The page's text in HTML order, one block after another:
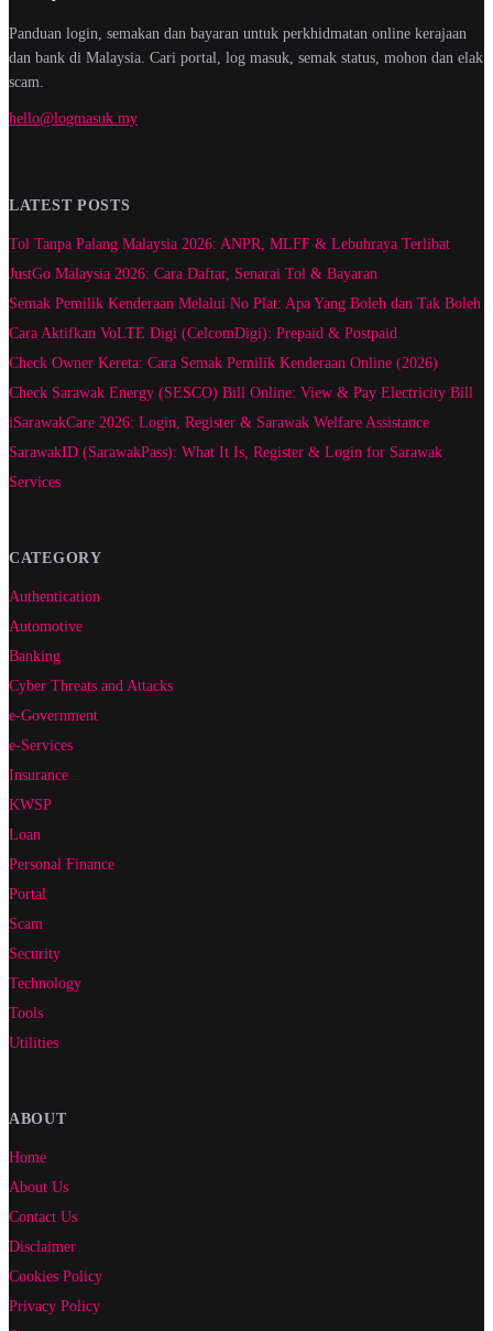
Panduan login, semakan dan bayaran untuk perkhidmatan online kerajaan
dan bank di Malaysia. Cari portal, log masuk, semak status, mohon dan elak
scam.
hello@logmasuk.my
LATEST POSTS
Tol Tanpa Palang Malaysia 2026: ANPR, MLFF & Lebuhraya Terlibat
JustGo Malaysia 2026: Cara Daftar, Senarai Tol & Bayaran
Semak Pemilik Kenderaan Melalui No Plat: Apa Yang Boleh dan Tak Boleh
Cara Aktifkan VoLTE Digi (CelcomDigi): Prepaid & Postpaid
Check Owner Kereta: Cara Semak Pemilik Kenderaan Online (2026)
Check Sarawak Energy (SESCO) Bill Online: View & Pay Electricity Bill
iSarawakCare 2026: Login, Register & Sarawak Welfare Assistance
SarawakID (SarawakPass): What It Is, Register & Login for Sarawak
Services
CATEGORY
Authentication
Automotive
Banking
Cyber Threats and Attacks
e-Government
e-Services
Insurance
KWSP
Loan
Personal Finance
Portal
Scam
Security
Technology
Tools
Utilities
ABOUT
Home
About Us
Contact Us
Disclaimer
Cookies Policy
Privacy Policy